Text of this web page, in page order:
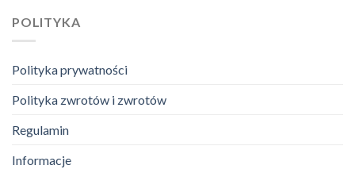
POLITYKA
Polityka prywatności
Polityka zwrotów i zwrotów
Regulamin
Informacje